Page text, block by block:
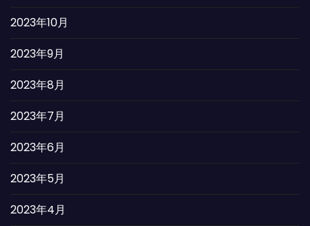
2023年10月
2023年9月
2023年8月
2023年7月
2023年6月
2023年5月
2023年4月